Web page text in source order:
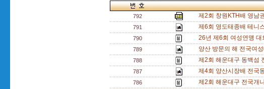
792 제2회 창원KTH배 영남
791
제6회 영도태종배 테니
790
26년 제6회 여성연맹 대
789
양산 방문의 해 전국여
788
제2회 해운대구 동백섬
787
제4회 양산시장배 전국
786
제2회 해운대구 전국개